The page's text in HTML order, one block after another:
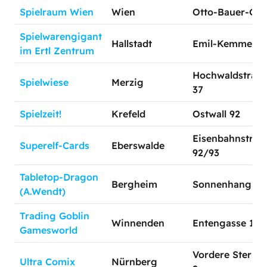
Spielraum Wien Wien Otto-Bauer-
Spielwarengigant
im Ertl Zentrum
Hallstadt Emil-Kemmer-
Spielwiese Merzig
37
Spielzeit! Krefeld Ostwall 92
Superelf-Cards Eberswalde
92/93
Tabletop-Dragon
(A.Wendt)
Bergheim Sonnenhang 17
Trading Goblin
Gamesworld
Winnenden Entengasse 1
Ultra Comix Nürnberg
Vordere